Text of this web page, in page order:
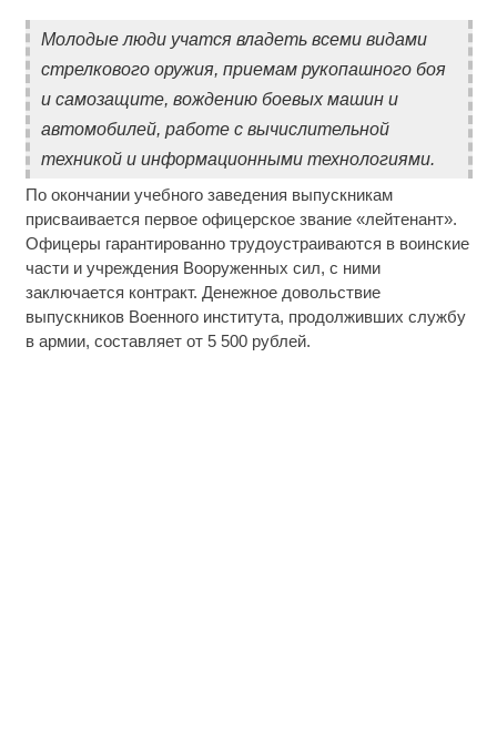
Молодые люди учатся владеть всеми видами
стрелкового оружия, приемам рукопашного боя
и самозащите, вождению боевых машин и
автомобилей, работе с вычислительной
техникой и информационными технологиями.
По окончании учебного заведения выпускникам
присваивается первое офицерское звание «лейтенант».
Офицеры гарантированно трудоустраиваются в воинские
части и учреждения Вооруженных сил, с ними
заключается контракт. Денежное довольствие
выпускников Военного института, продолживших службу
в армии, составляет от 5 500 рублей.